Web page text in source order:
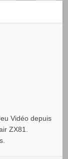
Vidéo depuis
ZX81.